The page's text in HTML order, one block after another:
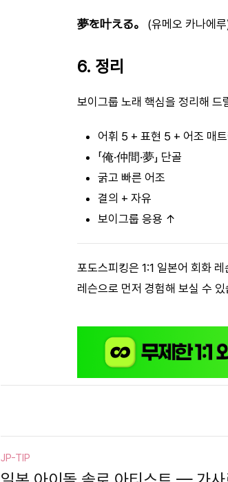
夢を叶える。 (유메오 카나에
6. 정리
보이그룹 노래 핵심을 정리해 드
어휘 5 + 표현 5 + 어조 매
「俺·仲間·夢」 단골
굵고 빠른 어조
결의 + 자유
보이그룹 응용 ↑
포도스피킹은 1:1 일본어 회화
레슨으로 먼저 경험해 보실 수 있
JP-TIP